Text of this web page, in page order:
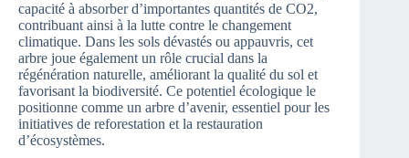
capacité à absorber d’importantes quantités de CO2,
contribuant ainsi à la lutte contre le changement
climatique. Dans les sols dévastés ou appauvris, cet
arbre joue également un rôle crucial dans la
régénération naturelle, améliorant la qualité du sol et
favorisant la biodiversité. Ce potentiel écologique le
positionne comme un arbre d’avenir, essentiel pour les
initiatives de reforestation et la restauration
d’écosystèmes.